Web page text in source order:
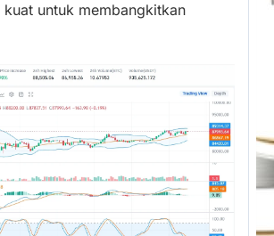
untuk membangkitkan